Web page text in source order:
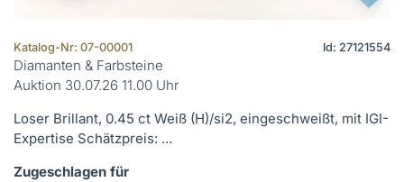
Katalog-Nr: 07-00001 Id: 27121554
Diamanten & Farbsteine
Auktion 30.07.26 11.00 Uhr
Loser Brillant, 0.45 ct Weiß (H)/si2, eingeschweißt, mit IGI-
Expertise Schätzpreis: ...
Zugeschlagen für